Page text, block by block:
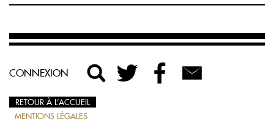
CONNEXION
RETOUR À L’ACCUEIL
MENTIONS LÉGALES